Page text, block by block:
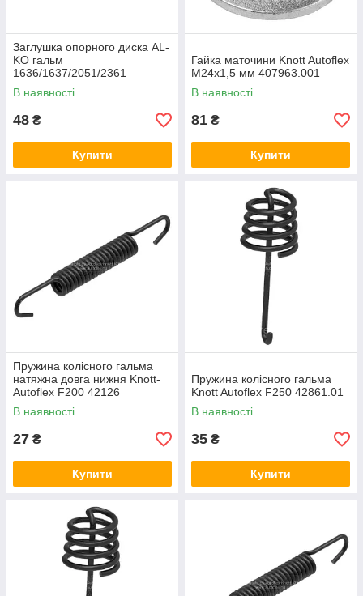
Заглушка опорного диска AL-
KO гальм
1636/1637/2051/2361
373245-700490
В наявності
48 ₴
Купити
Гайка маточини Knott Autoflex
М24х1,5 мм 407963.001
В наявності
81 ₴
Купити
Пружина колісного гальма
натяжна довга нижня Knott-
Autoflex F200 42126
В наявності
27 ₴
Купити
Пружина колісного гальма
Knott Autoflex F250 42861.01
В наявності
35 ₴
Купити